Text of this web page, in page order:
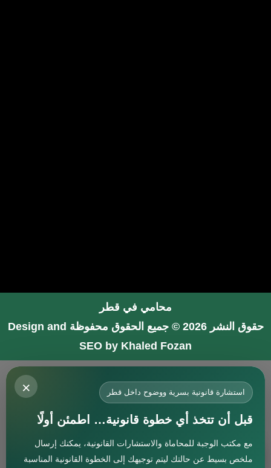
محامي في قطر
حقوق النشر 2026 © جميع الحقوق محفوظة
Design and
SEO by Khaled Fozan
استشارة
× استشارة قانونية بسرية ووضوح داخل قطر
قبل أن تتخذ أي خطوة قانونية… اطمئن أولًا
مع مكتب الوجبة للمحاماة والاستشارات القانونية، يمكنك إرسال
ملخص بسيط عن حالتك ليتم توجيهك إلى الخطوة القانونية المناسبة
محامي في جدة
محامي في الرياض شاطر
محامي في المدينة المنورة
المحامي صنيتان السبيعي
افضل محامي في جدة